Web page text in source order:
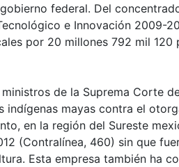
federal. Del
e Innovación 2009-
por 20 millones 792 mil 120
de la Suprema Corte
indígenas mayas contra el
en la región del Sureste
(Contralínea, 460) sin que
Esta empresa también ha